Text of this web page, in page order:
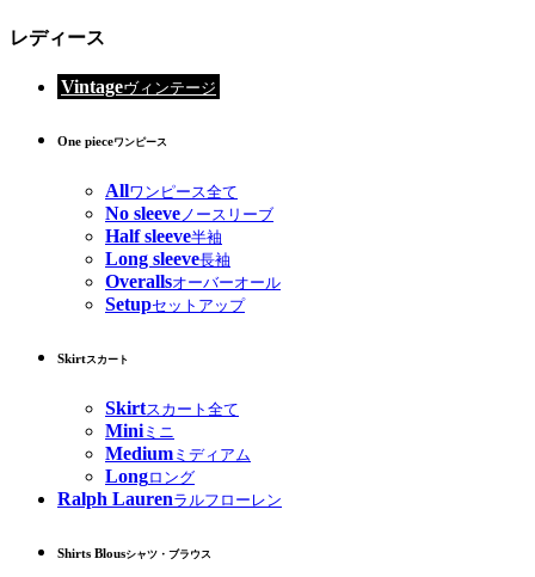
レディース
Vintageヴィンテージ
One pieceワンピース
Allワンピース全て
No sleeveノースリーブ
Half sleeve半袖
Long sleeve長袖
Overallsオーバーオール
Setupセットアップ
Skirtスカート
Skirtスカート全て
Miniミニ
Medium ミディアム
Longロング
Ralph Laurenラルフローレン
Shirts Blousシャツ・ブラウス